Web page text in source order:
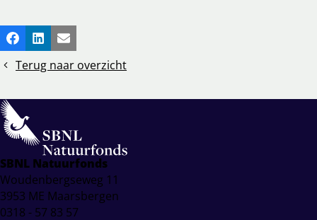
Deel
dit
bericht
Facebook
LinkedInE-mail
Terug naar overzicht
SBNL Natuurfonds
Woudenbergseweg 11
3953 ME Maarsbergen
0318 - 57 83 57